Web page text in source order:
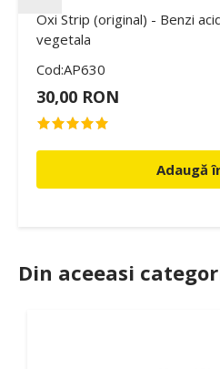
Oxi Strip (original) - Benzi
vegetala
Cod:AP630
30,00 RON
Adaugă
Din aceeasi